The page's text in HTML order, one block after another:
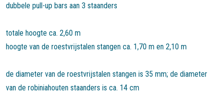
dubbele pull-up bars aan 3 staanders
totale hoogte ca. 2,60 m
hoogte van de roestvrijstalen stangen ca. 1,70 m en 2,10 m
de diameter van de roestvrijstalen stangen is 35 mm; de diameter
van de robiniahouten staanders is ca. 14 cm